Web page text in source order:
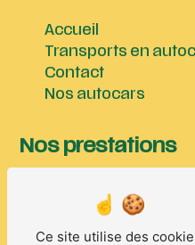
Accueil
Transports en
Contact
Nos autocars
Nos prestations
déplacement en
autocar
Ce site utilise des